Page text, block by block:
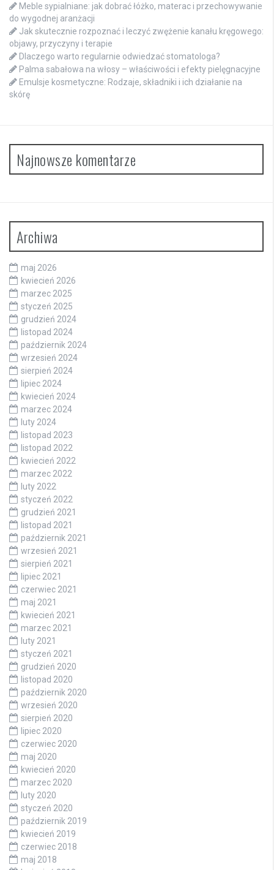
Meble sypialniane: jak dobrać łóżko, materac i przechowywanie
do wygodnej aranżacji
Jak skutecznie rozpoznać i leczyć zwężenie kanału kręgowego:
objawy, przyczyny i terapie
Dlaczego warto regularnie odwiedzać stomatologa?
Palma sabałowa na włosy – właściwości i efekty pielęgnacyjne
Emulsje kosmetyczne: Rodzaje, składniki i ich działanie na
skórę
Najnowsze komentarze
Archiwa
maj 2026
kwiecień 2026
marzec 2025
styczeń 2025
grudzień 2024
listopad 2024
październik 2024
wrzesień 2024
sierpień 2024
lipiec 2024
kwiecień 2024
marzec 2024
luty 2024
listopad 2023
listopad 2022
kwiecień 2022
marzec 2022
luty 2022
styczeń 2022
grudzień 2021
listopad 2021
październik 2021
wrzesień 2021
sierpień 2021
lipiec 2021
czerwiec 2021
maj 2021
kwiecień 2021
marzec 2021
luty 2021
styczeń 2021
grudzień 2020
listopad 2020
październik 2020
wrzesień 2020
sierpień 2020
lipiec 2020
czerwiec 2020
maj 2020
kwiecień 2020
marzec 2020
luty 2020
styczeń 2020
październik 2019
kwiecień 2019
czerwiec 2018
maj 2018